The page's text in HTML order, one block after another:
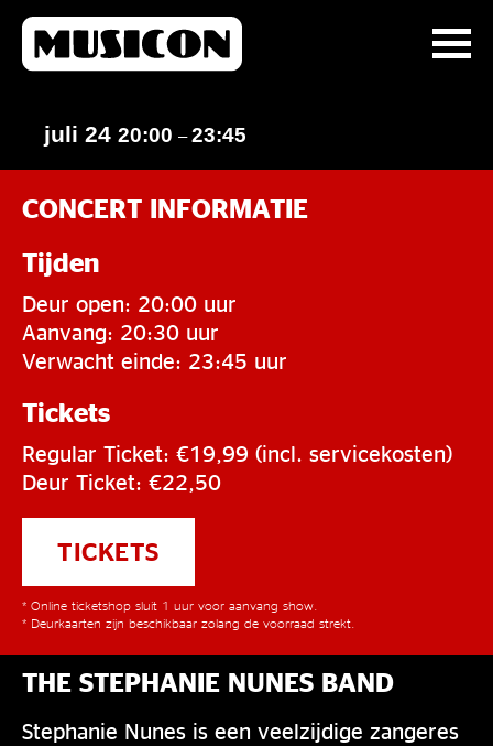
juli 24 20:00 –23:45
CONCERT INFORMATIE
Tijden
Deur open: 20:00 uur
Aanvang: 20:30 uur
Verwacht einde: 23:45 uur
Tickets
Regular Ticket: €19,99 (incl. servicekosten)
Deur Ticket: €22,50
TICKETS
* Online ticketshop sluit 1 uur voor aanvang show.
* Deurkaarten zijn beschikbaar zolang de voorraad strekt.
THE STEPHANIE NUNES BAND
Stephanie Nunes is een veelzijdige zangeres